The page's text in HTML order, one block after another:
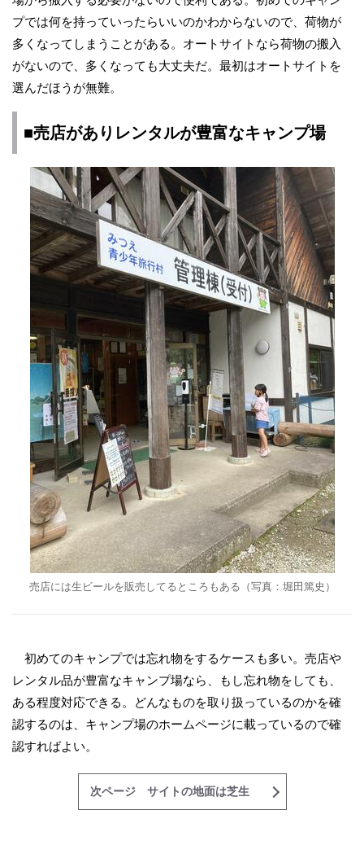
プでは何を持っていったらいいのかわからないので、荷物が
多くなってしまうことがある。オートサイトなら荷物の搬入
がないので、多くなっても大丈夫だ。最初はオートサイトを
選んだほうが無難。
■売店がありレンタルが豊富なキャンプ場
売店には生ビールを販売してるところもある（写真：堀田篤史）
初めてのキャンプでは忘れ物をするケースも多い。売店や
レンタル品が豊富なキャンプ場なら、もし忘れ物をしても、
ある程度対応できる。どんなものを取り扱っているのかを確
認するのは、キャンプ場のホームページに載っているので確
認すればよい。
次ページ サイトの地面は芝生